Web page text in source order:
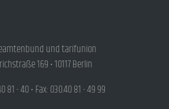
und tarifunion
169 • 10117 Berlin
81 - 40 • Fax: 030.40 81 - 49 99